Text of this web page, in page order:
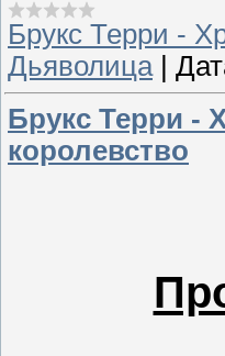
Брукс Терри -
Дьяволица|
Брукс Терри -
королевство